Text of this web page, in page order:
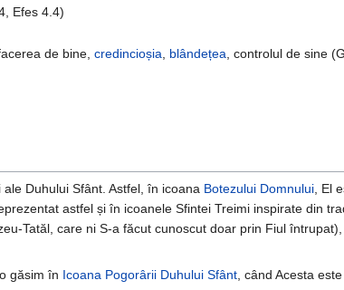
Efes 4.4)
de bine,credincioșia, blândețea, controlul de sine
Duhului Sfânt. Astfel, în icoana Botezului Domnului , El
astfel și în icoanele Sfintei Treimi inspirate din
Tatăl, care ni S-a făcut cunoscut doar prin Fiul
găsim în Icoana Pogorârii Duhului Sfânt , când Acesta